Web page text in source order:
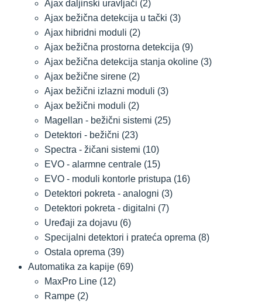
Ajax daljinski uravljači (2)
Ajax bežična detekcija u tački (3)
Ajax hibridni moduli (2)
Ajax bežična prostorna detekcija (9)
Ajax bežična detekcija stanja okoline (3)
Ajax bežične sirene (2)
Ajax bežični izlazni moduli (3)
Ajax bežični moduli (2)
Magellan - bežični sistemi (25)
Detektori - bežični (23)
Spectra - žičani sistemi (10)
EVO - alarmne centrale (15)
EVO - moduli kontorle pristupa (16)
Detektori pokreta - analogni (3)
Detektori pokreta - digitalni (7)
Uređaji za dojavu (6)
Specijalni detektori i prateća oprema (8)
Ostala oprema (39)
Automatika za kapije (69)
MaxPro Line (12)
Rampe (2)